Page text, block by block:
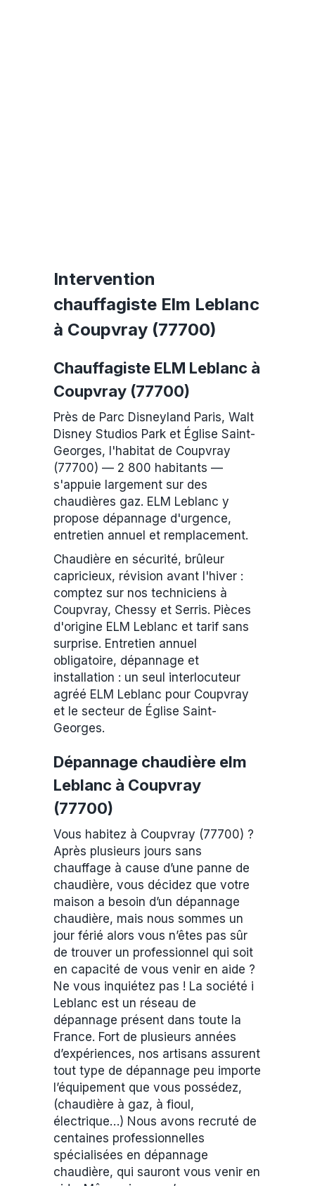
Intervention
chauffagiste Elm Leblanc
à Coupvray (77700)
Chauffagiste ELM Leblanc à
Coupvray (77700)
Près de Parc Disneyland Paris, Walt
Disney Studios Park et Église Saint-
Georges, l'habitat de Coupvray
(77700) — 2 800 habitants —
s'appuie largement sur des
chaudières gaz. ELM Leblanc y
propose dépannage d'urgence,
entretien annuel et remplacement.
Chaudière en sécurité, brûleur
capricieux, révision avant l'hiver :
comptez sur nos techniciens à
Coupvray, Chessy et Serris. Pièces
d'origine ELM Leblanc et tarif sans
surprise. Entretien annuel
obligatoire, dépannage et
installation : un seul interlocuteur
agréé ELM Leblanc pour Coupvray
et le secteur de Église Saint-
Georges.
Dépannage chaudière elm
Leblanc à Coupvray
(77700)
Vous habitez à Coupvray (77700) ?
Après plusieurs jours sans
chauffage à cause d’une panne de
chaudière, vous décidez que votre
maison a besoin d’un dépannage
chaudière, mais nous sommes un
jour férié alors vous n’êtes pas sûr
de trouver un professionnel qui soit
en capacité de vous venir en aide ?
Ne vous inquiétez pas ! La société i
Leblanc est un réseau de
dépannage présent dans toute la
France. Fort de plusieurs années
d’expériences, nos artisans assurent
tout type de dépannage peu importe
l’équipement que vous possédez,
(chaudière à gaz, à fioul,
électrique…) Nous avons recruté de
centaines professionnelles
spécialisées en dépannage
chaudière, qui sauront vous venir en